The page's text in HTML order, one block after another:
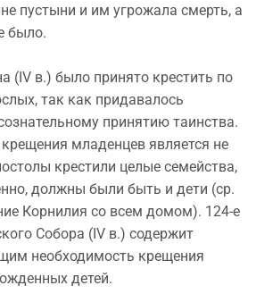
пустыни и им угрожала смерть, а
было.
(IV в.) было принято крестить по
так как придавалось
принятию таинства.
младенцев является не
крестили целые семейства,
должны были быть и дети (ср.
Корнилия со всем домом). 124-е
Собора (IV в.) содержит
необходимость крещения
детей.